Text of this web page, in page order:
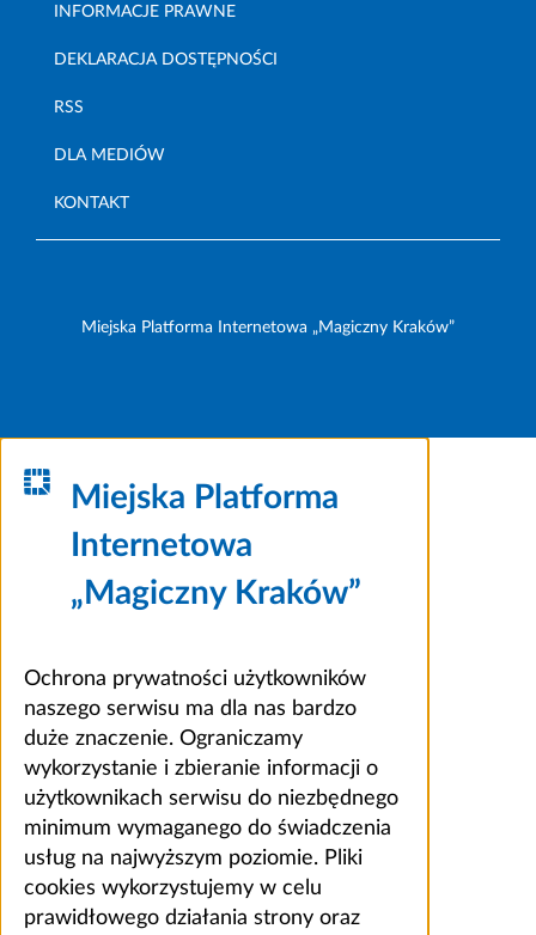
INFORMACJE PRAWNE
DEKLARACJA DOSTĘPNOŚCI
RSS
DLA MEDIÓW
KONTAKT
Miejska Platforma Internetowa „Magiczny Kraków”
Miejska Platforma
Internetowa
„Magiczny Kraków”
Ochrona prywatności użytkowników
naszego serwisu ma dla nas bardzo
duże znaczenie. Ograniczamy
wykorzystanie i zbieranie informacji o
użytkownikach serwisu do niezbędnego
minimum wymaganego do świadczenia
usług na najwyższym poziomie. Pliki
cookies wykorzystujemy w celu
prawidłowego działania strony oraz